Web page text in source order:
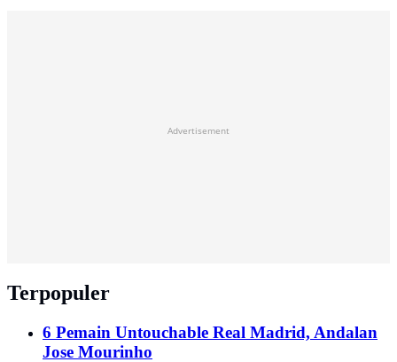
Advertisement
Terpopuler
6 Pemain Untouchable Real Madrid, Andalan
Jose Mourinho